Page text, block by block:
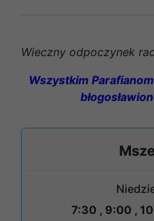
Wieczny odpoczynek
Wszystkim
7:30 , 9:00 ,